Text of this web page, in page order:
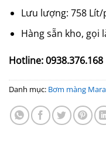
Lưu lượng: 758
Hàng sẵn kho, gọi
Hotline: 0938.376.168
Danh mục: Bơm màng